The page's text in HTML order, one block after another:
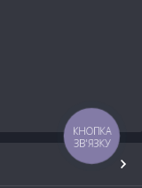
КНОПКА
ЗВ'ЯЗКУ